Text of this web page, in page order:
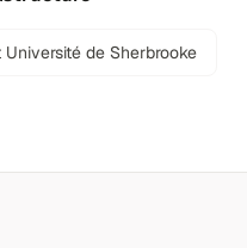
de Sherbrooke